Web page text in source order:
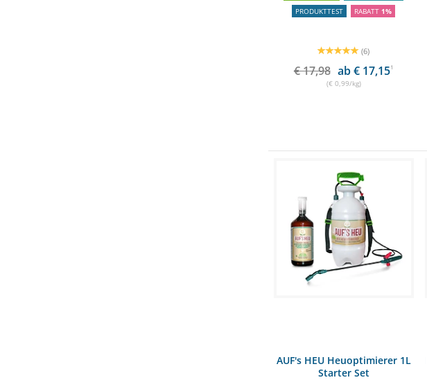
PRODUKTTEST
RABATT 1%
(6)
€ 17,98 ab € 17,151
(€ 0,99/kg)
AUF's HEU Heuoptimierer 1L
Starter Set